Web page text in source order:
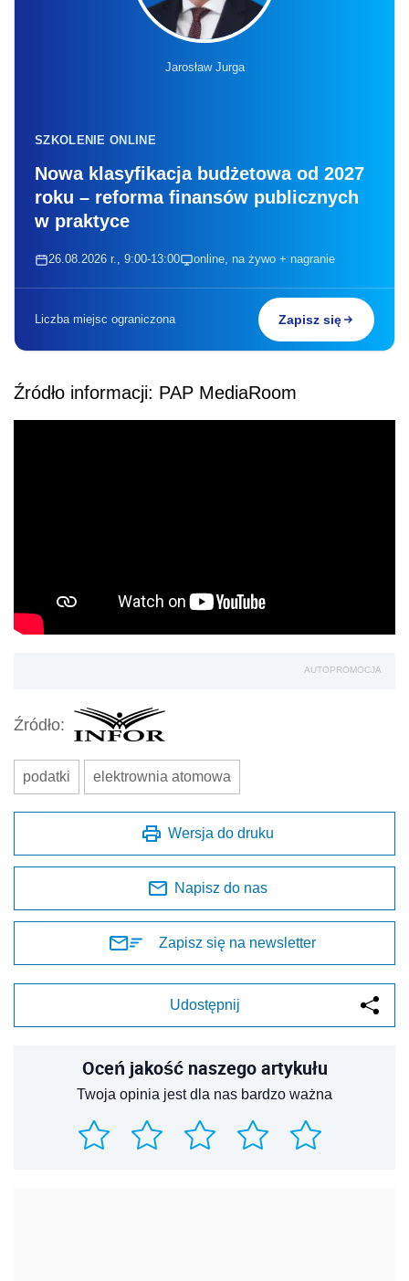
Jarosław Jurga
SZKOLENIE ONLINE
Nowa klasyfikacja budżetowa od 2027
roku – reforma finansów publicznych
w praktyce
26.08.2026 r., 9:00-13:00 online, na żywo + nagranie
Liczba miejsc ograniczona Zapisz się
Źródło informacji: PAP MediaRoom
AUTOPROMOCJA
Źródło:
podatki elektrownia atomowa
Wersja do druku
Napisz do nas
Zapisz się na newsletter
Udostępnij
Oceń jakość naszego artykułu
Twoja opinia jest dla nas bardzo ważna